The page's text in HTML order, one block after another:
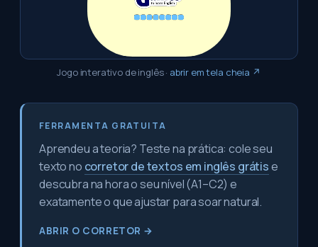
Jogo interativo de inglês· abrir em tela cheia ↗
FERRAMENTA GRATUITA
Aprendeu a teoria? Teste na prática: cole seu
texto no corretor de textos em inglês grátise
descubra na hora o seu nível (A1–C2) e
exatamente o que ajustar para soar natural.
ABRIR O CORRETOR →